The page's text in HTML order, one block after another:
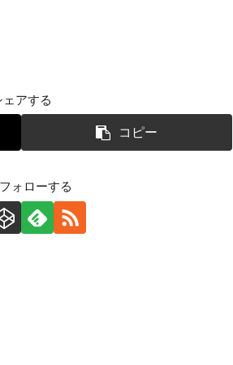
ェアする
コピー
ォローする